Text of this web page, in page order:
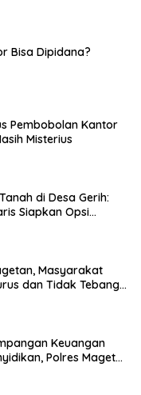
Bisa Dipidana?
Pembobolan Kantor
Misterius
di Desa Gerih:
Siapkan Opsi
Masyarakat
dan Tidak Tebang
Keuangan
Polres Magetan